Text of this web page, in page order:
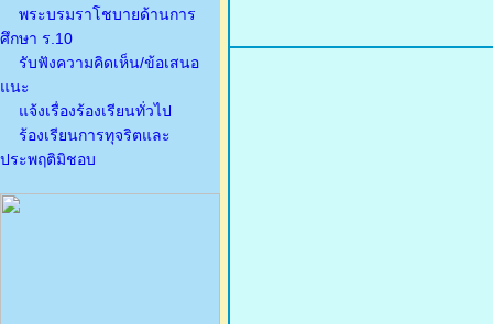
พระบรมราโชบายด้านการ
ศึกษา ร.10
รับฟังความคิดเห็น/ข้อเสนอ
แนะ
แจ้งเรื่องร้องเรียนทั่วไป
ร้องเรียนการทุจริตและ
ประพฤติมิชอบ